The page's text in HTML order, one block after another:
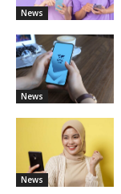
News
News
News